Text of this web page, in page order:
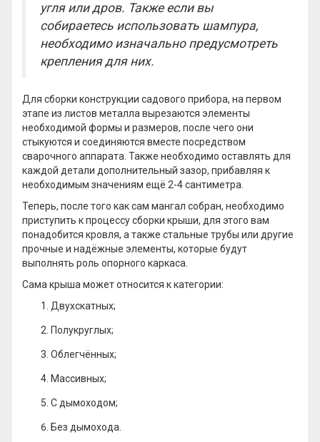
угля или дров. Также если вы
собираетесь использовать шампура,
необходимо изначально предусмотреть
крепления для них.
Для сборки конструкции садового прибора, на первом
этапе из листов металла вырезаются элементы
необходимой формы и размеров, после чего они
стыкуются и соединяются вместе посредством
сварочного аппарата. Также необходимо оставлять для
каждой детали дополнительный зазор, прибавляя к
необходимым значениям ещё 2-4 сантиметра.
Теперь, после того как сам мангал собран, необходимо
приступить к процессу сборки крыши, для этого вам
понадобится кровля, а также стальные трубы или другие
прочные и надёжные элементы, которые будут
выполнять роль опорного каркаса.
Сама крыша может относится к категории:
Двухскатных;
Полукруглых;
Облегчённых;
Массивных;
С дымоходом;
Без дымохода.